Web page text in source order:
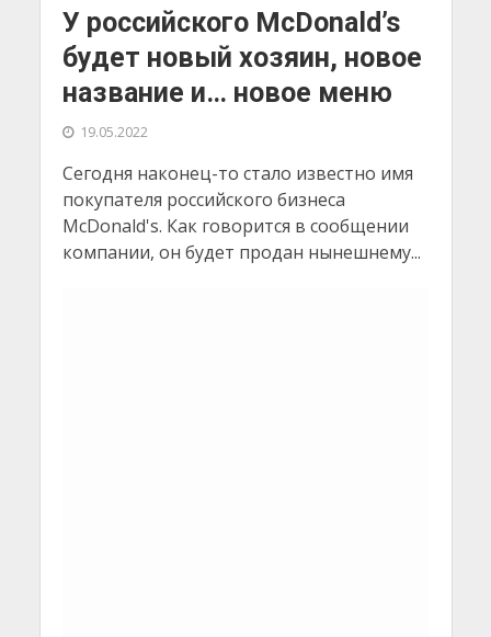
У российского McDonald’s
будет новый хозяин, новое
название и… новое меню
19.05.2022
Сегодня наконец-то стало известно имя
покупателя российского бизнеса
McDonald's. Как говорится в сообщении
компании, он будет продан нынешнему...